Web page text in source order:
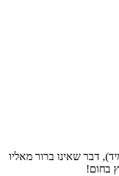
דבר שאינו ברור מאליו
בחום!